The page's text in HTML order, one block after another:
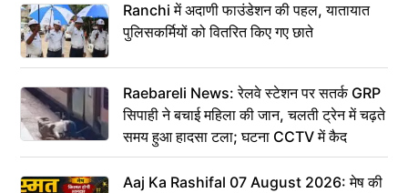
Ranchi में अदाणी फाउंडेशन की पहल, यातायात
पुलिसकर्मियों को वितरित किए गए छाते
Raebareli News: रेलवे स्टेशन पर सतर्क GRP
सिपाही ने बचाई महिला की जान, चलती ट्रेन में चढ़ते
समय हुआ हादसा टला; घटना CCTV में कैद
Aaj Ka Rashifal 07 August 2026: मेष की